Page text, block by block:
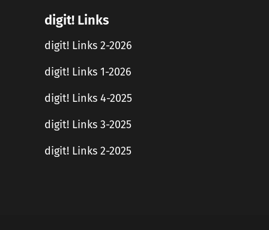
digit! Links
digit! Links 2-2026
digit! Links 1-2026
digit! Links 4-2025
digit! Links 3-2025
digit! Links 2-2025